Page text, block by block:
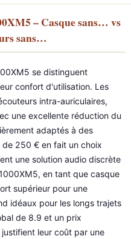
– Casque sans… vs
sans…
se distinguent
confort d'utilisation. Les
intra-auriculaires,
une excellente réduction du
adaptés à des
250 € en fait un choix
une solution audio discrète
en tant que casque
supérieur pour une
idéaux pour les longs trajets
de 8.9 et un prix
leur coût par une